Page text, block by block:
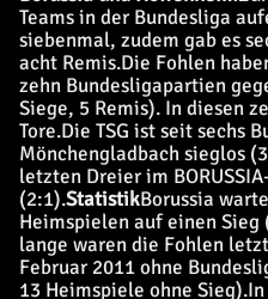
Teams in der Bundesliga
siebenmal, zudem gab es
acht Remis.Die Fohlen
zehn Bundesligapartien
Siege, 5 Remis). In diesen
Tore.Die TSG ist seit sechs
Mönchengladbach sieglos
letzten Dreier im
(2:1).StatistikBorussia
Heimspielen auf einen Sieg
lange waren die Fohlen
Februar 2011 ohne
13 Heimspiele ohne Sieg).